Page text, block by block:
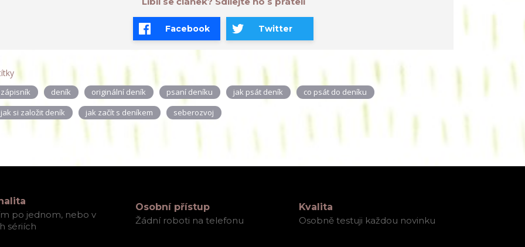
Facebook Twitter
zápisník deník originální deník psaní deníku jak psát deník
co psát do deníku
jak si založit deník
jak začít s deníkem seberozvoj
po jednom, nebo v
sériích
Osobní přístup
Žádní roboti na telefonu
Kvalita
Osobně testuji každou novinku